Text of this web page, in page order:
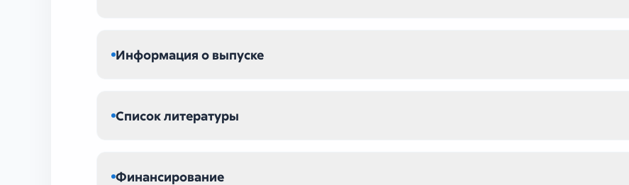
Информация о выпуске
Список литературы
Финансирование